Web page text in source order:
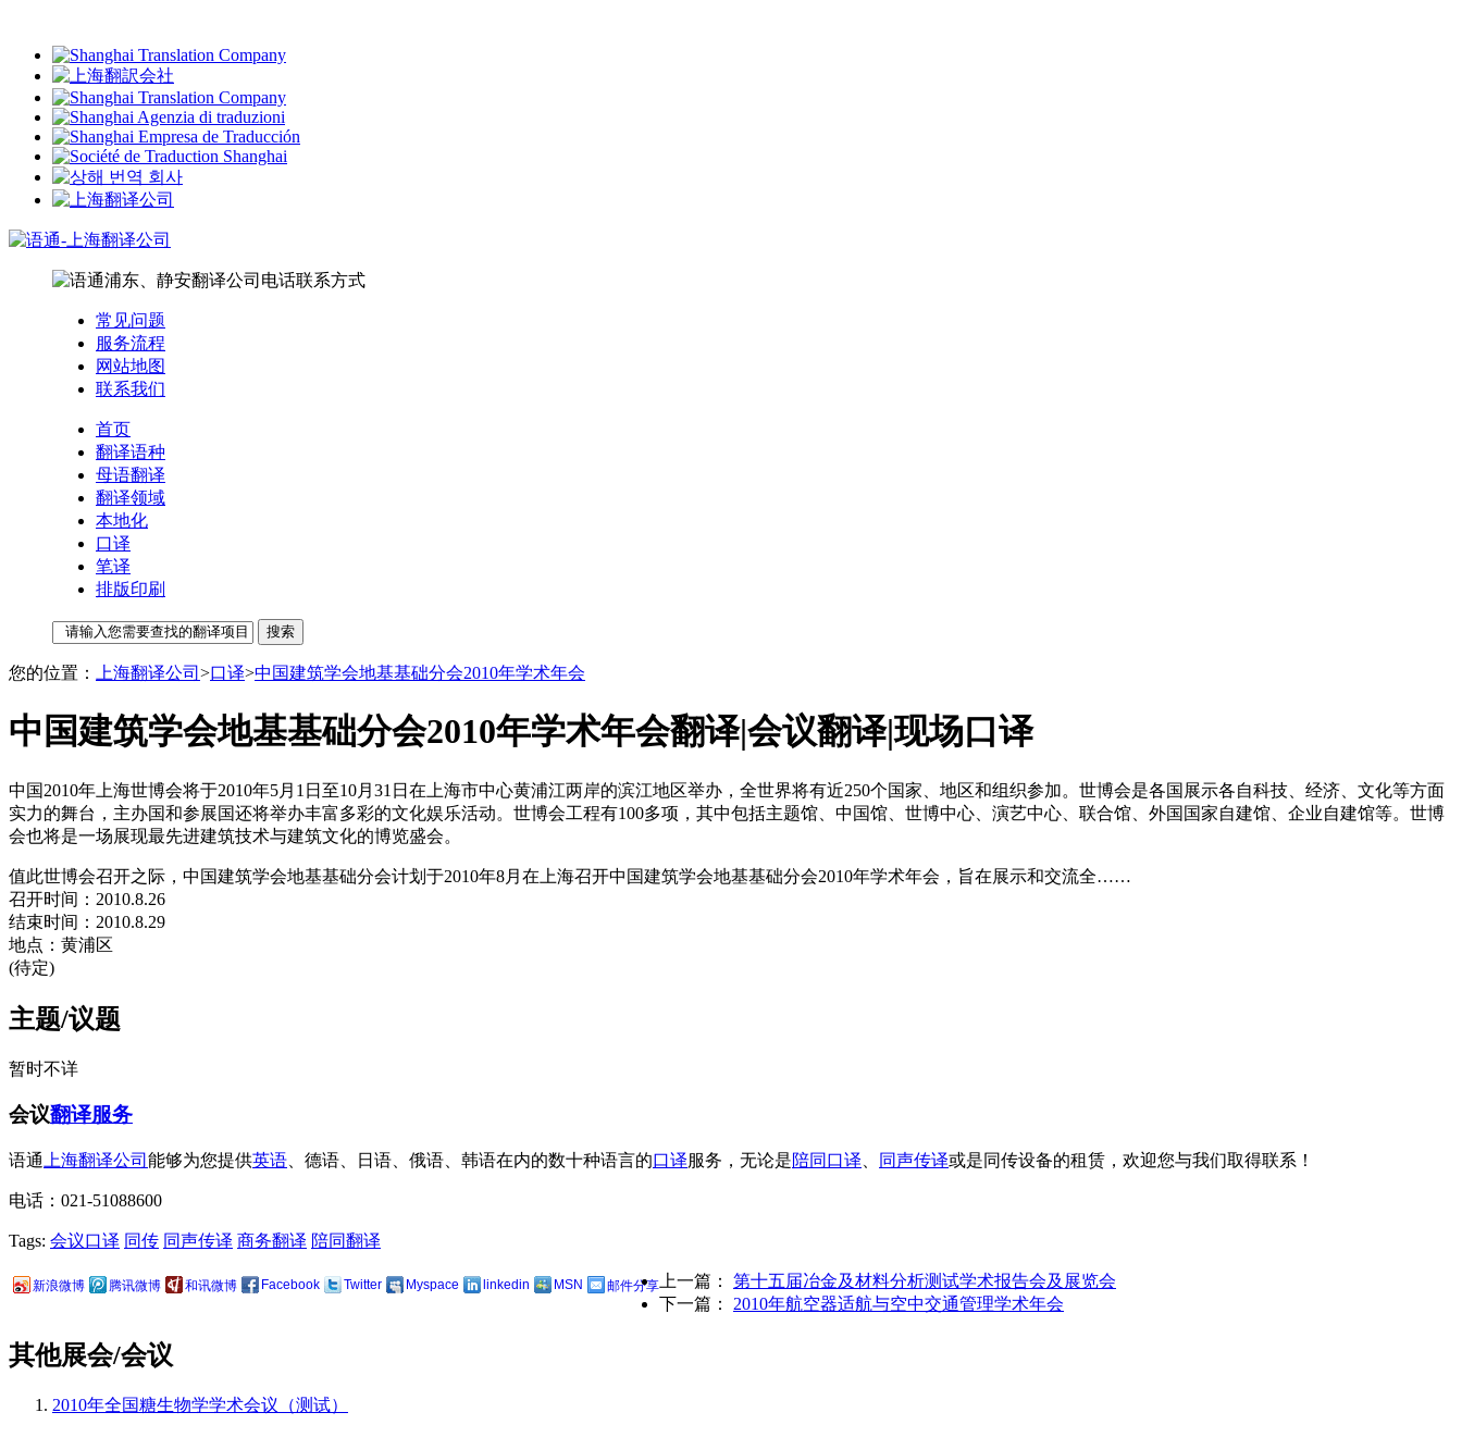
常见问题
服务流程
网站地图
联系我们
首页
翻译语种
母语翻译
翻译领域
本地化
口译
笔译
排版印刷
您的位置： 上海翻译公司 >口译>中国建筑学会地基基础分会2010年学术年会
中国建筑学会地基基础分会2010年学术年会翻译|会议翻译|现场口译
中国2010年上海世博会将于2010年5月1日至10月31日在上海市中心黄浦江两岸的滨江地区举办，全世界将有近250个国家、地区和组织参加。世博会是各国展示各自科技、经济、文化等方面
实力的舞台，主办国和参展国还将举办丰富多彩的文化娱乐活动。世博会工程有100多项，其中包括主题馆、中国馆、世博中心、演艺中心、联合馆、外国国家自建馆、企业自建馆等。世博
会也将是一场展现最先进建筑技术与建筑文化的博览盛会。
值此世博会召开之际，中国建筑学会地基基础分会计划于2010年8月在上海召开中国建筑学会地基基础分会2010年学术年会，旨在展示和交流全……
召开时间：2010.8.26
结束时间：2010.8.29
地点：黄浦区
(待定)
主题/议题
暂时不详
会议翻译服务
语通 上海翻译公司 能够为您提供英语 、德语、日语、俄语、韩语在内的数十种语言的口译服务，无论是陪同口译 同声传译或是同传设备的租赁，欢迎您与我们取得联系！
电话：021-51088600
Tags: 会议口译 同传 同声传译 商务翻译 陪同翻译
新浪微博 腾讯微博 和讯微博 Facebook Twitter Myspace linkedin MSN 邮件分享 上一篇： 第十五届冶金及材料分析测试学术报告会及展览会
下一篇： 2010年航空器适航与空中交通管理学术年会
其他展会/会议
2010年全国糖生物学学术会议（测试）